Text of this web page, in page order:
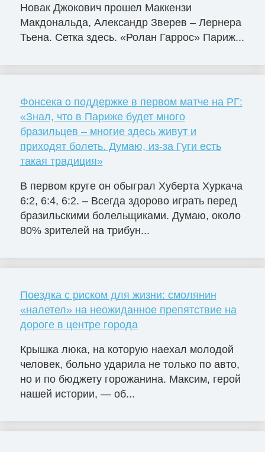
Новак Джокович прошел Маккензи
Макдональда, Александр Зверев – Лернера
Тьена. Сетка здесь. «Ролан Гаррос» Париж...
Фонсека о поддержке в первом матче на РГ:
«Знал, что в Париже будет много
бразильцев – многие здесь живут и
приходят болеть. Думаю, из-за Гуги есть
такая традиция»
В первом круге он обыграл Хуберта Хуркача
6:2, 6:4, 6:2. – Всегда здорово играть перед
бразильскими болельщиками. Думаю, около
80% зрителей на трибун...
Поездка с риском для жизни: смолянин
«налетел» на неожиданное препятствие на
дороге в центре города
Крышка люка, на которую наехал молодой
человек, больно ударила не только по авто,
но и по бюджету горожанина. Максим, герой
нашей истории, — об...